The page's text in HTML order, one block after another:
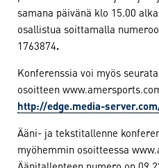
samana päivänä klo 15.00
osallistua soittamalla
1763874.
Konferenssia voi myös
osoitteen
http://edge.media-
Ääni- ja tekstitallenne
myöhemmin osoitteessa